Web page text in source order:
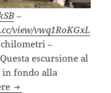
–
view/vwq1RoKGxL
–
escursione al
in fondo alla
LAGO SASSO e